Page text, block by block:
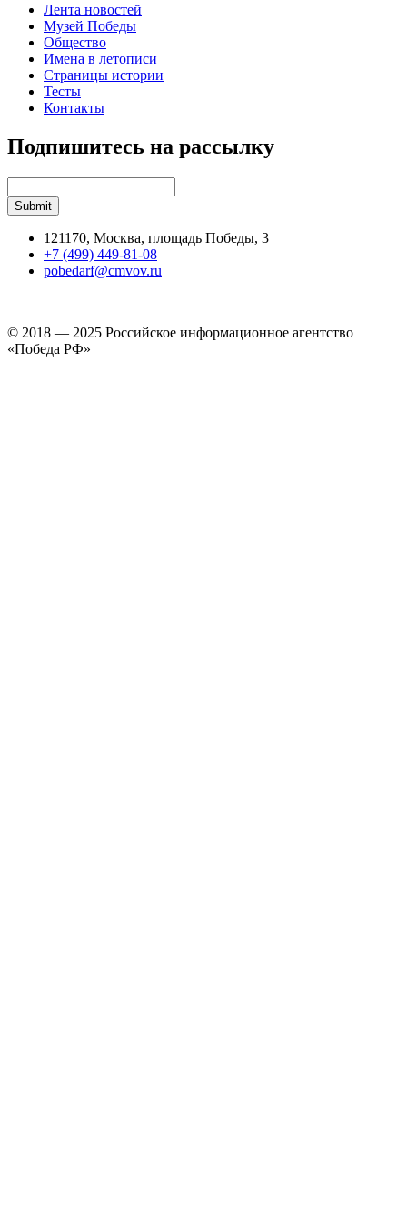
Лента новостей
Музей Победы
Общество
Имена в летописи
Страницы истории
Тесты
Контакты
Подпишитесь на рассылку
121170, Москва, площадь Победы, 3
+7 (499) 449-81-08
pobedarf@cmvov.ru
© 2018 — 2025 Российское информационное агентство
«Победа РФ»